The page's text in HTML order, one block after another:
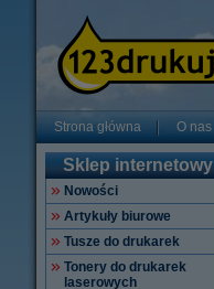
Strona główna O nas
Sklep internetowy
Nowości
Artykuły biurowe
Tusze do drukarek
Tonery do drukarek
laserowych